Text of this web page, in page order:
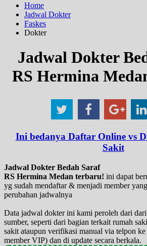
Home
Jadwal Dokter
Faskes
Dokter
Jadwal Dokter
RS Hermina
Ini bedanya Daftar Online vs
Sakit
Jadwal Dokter Bedah Saraf
RS Hermina Medan terbaru! ini dapat
yg sudah mendaftar & menjadi member
perubahan jadwalnya
Data jadwal dokter ini kami peroleh dari
sumber, seperti dari bagian terkait rumah
sakit ataupun verifikasi manual via telpon
member VIP) dan di update secara berkala.